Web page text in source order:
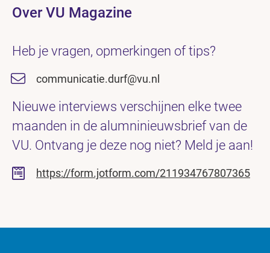
Over VU Magazine
Heb je vragen, opmerkingen of tips?
communicatie.durf@vu.nl
Nieuwe interviews verschijnen elke twee
maanden in de alumninieuwsbrief van de
VU. Ontvang je deze nog niet? Meld je aan!
https://form.jotform.com/211934767807365